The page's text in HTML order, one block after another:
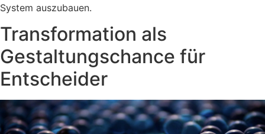
System auszubauen.
Transformation als
Gestaltungschance für
Entscheider